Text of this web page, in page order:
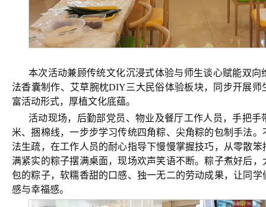
本次活动兼顾传统文化沉浸式体验与师生谈心赋能双向
法香囊制作、艾草腕枕DIY三大民俗体验板块，同步开展师
富活动形式，厚植文化底蕴。
活动现场，后勤部党员、物业及餐厅工作人员，手把手
米、捆棉线，一步步学习传统四角粽、尖角粽的包制手法
法生疏，在工作人员的耐心指导下慢慢掌握技巧，从零散
满紧实的粽子摆满桌面，现场欢声笑语不断。粽子煮好后
包的粽子，软糯香甜的口感、独一无二的劳动成果，让同
感与幸福感。